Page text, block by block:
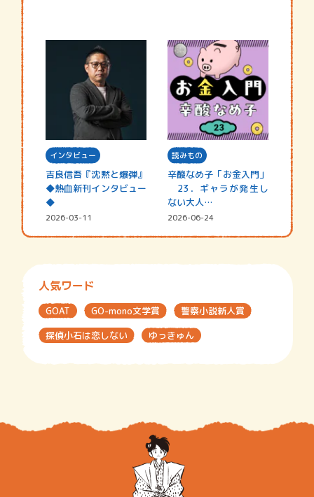
インタビュー
吉良信吾『沈黙と爆弾』
◆熱血新刊インタビュー
◆
2026-03-11
読みもの
辛酸なめ子「お金入門」
23．ギャラが発生し
ない大人…
2026-06-24
人気ワード
GOAT GO-mono文学賞
警察小説新人賞
探偵小石は恋しない
ゆっきゅん